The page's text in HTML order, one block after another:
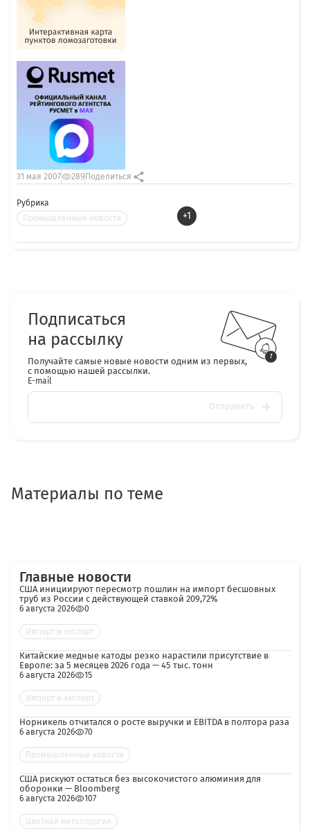
Рубрика
Промышленные новости
+1
31 мая 2007 289 Поделиться
Подписаться
на рассылку
Получайте самые новые новости одним из первых,
с помощью нашей рассылки.
E-mail
Отправить
Материалы по теме
Главные новости
США инициируют пересмотр пошлин на импорт бесшовных
труб из России с действующей ставкой 209,72%
6 августа 2026 0
Импорт и экспорт
Китайские медные катоды резко нарастили присутствие в
Европе: за 5 месяцев 2026 года — 45 тыс. тонн
6 августа 2026 15
Импорт и экспорт
Норникель отчитался о росте выручки и EBITDA в полтора раза
6 августа 2026 70
Промышленные новости
США рискуют остаться без высокочистого алюминия для
оборонки — Bloomberg
6 августа 2026 107
Цветная металлургия